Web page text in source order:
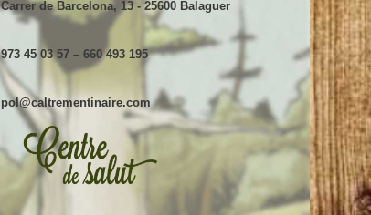
Carrer de Barcelona, 13 - 25600 Balaguer
973 45 03 57 –660 493 195
pol@caltrementinaire.com